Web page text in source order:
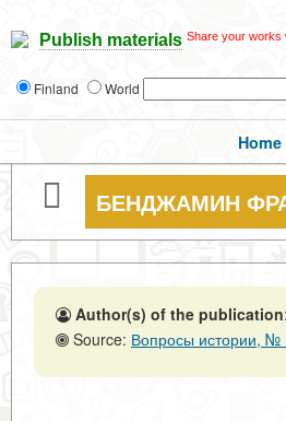
Publish materials Share your works
Finland World
Home
БЕНДЖАМИН
Author(s) of the publication:
Source: Вопросы истории, №